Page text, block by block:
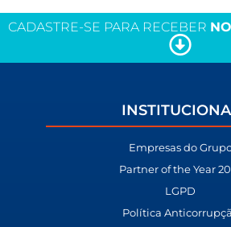
CADASTRE-SE PARA RECEBER
Empresas do
Partner of the Year
LGPD
Política